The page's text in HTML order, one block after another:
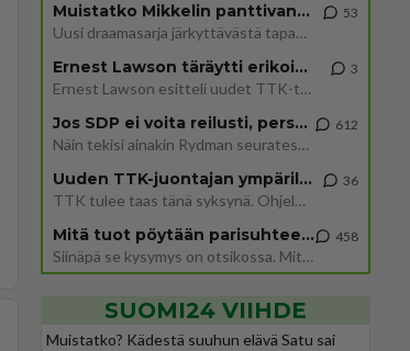
Muistatko Mikkelin panttivankidraaman?
Uusi draamasarja järkyttävästä tapauksesta on tulossa. Tositapahtumiin perustuva sarja ammentaa vuoden 1986 Mikkelin pan
53
Ernest Lawson täräytti erikoisen heiton TTK-lehdistötilaisuudessa: " Onko tässä tarkoituksena...?"
Ernest Lawson esitteli uudet TTK-tähtioppilaat ja opettajat torstaina 6.8. lehdistölle. Tulevalla kaudella on yksi hausk
3
Jos SDP ei voita reilusti, persut kumoavat demokratian Suomesta
Näin tekisi ainakin Rydman seuratessaan idolinsa Trumpin mallia https://www.is.fi/politiikka/art-2000012187244.html
612
Uuden TTK-juontajan ympärillä epätietoisuus sakenee - Nyt MTV hämmentää soppaa
TTK tulee taas tänä syksynä. Ohjelman uudet tähtioppilaat julkistetaan torstaina 6. elokuuta klo 14 alkavassa lehdistö
36
Mitä tuot pöytään parisuhteessa?
Siinäpä se kysymys on otsikossa. Mitäpä siis tuot/toisit pöytään parisuhteessa? Oletko mies vai nainen? Koetko sen mitä
458
SUOMI24 VIIHDE
Muistatko? Kädestä suuhun elävä Satu sai